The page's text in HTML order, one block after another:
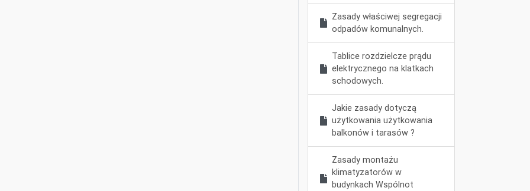
Zasady właściwej segregacji
odpadów komunalnych.
Tablice rozdzielcze prądu
elektrycznego na klatkach
schodowych.
Jakie zasady dotyczą
użytkowania użytkowania
balkonów i tarasów ?
Zasady montażu
klimatyzatorów w
budynkach Wspólnot